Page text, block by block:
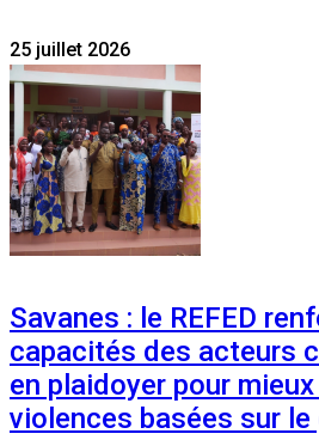
25 juillet 2026
Savanes : le REFED
capacités des acteurs
en plaidoyer pour
violences basées sur le